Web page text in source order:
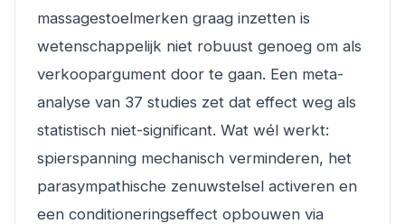
massagestoelmerken graag inzetten is
wetenschappelijk niet robuust genoeg om als
verkoopargument door te gaan. Een meta-
analyse van 37 studies zet dat effect weg als
statistisch niet-significant. Wat wél werkt:
spierspanning mechanisch verminderen, het
parasympathische zenuwstelsel activeren en
een conditioneringseffect opbouwen via